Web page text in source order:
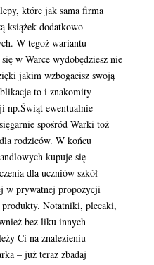
które jak sama firma
książek dodatkowo
W tegoż wariantu
w Warce wydobędziesz nie
jakim wzbogacisz swoją
to i znakomity
np.Świąt ewentualnie
spośród Warki toż
rodziców. W końcu
kupuje się
dla uczniów szkół
w prywatnej propozycji
produkty. Notatniki, plecaki,
bez liku innych
Ci na znalezieniu
– już teraz zbadaj